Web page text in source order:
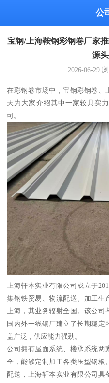
公
宝钢/上海鞍钢彩钢卷厂家
源
2026-06-29
在彩钢卷市场中，宝钢彩钢卷、
天为大家介绍其中一家较具实
司。
上海轩本实业有限公司成立于
集钢铁贸易、物流配送、加工生
上海，其业务辐射全国。该公
国内外一线钢厂建立了长期稳定
盖广泛，供应能力强劲。
公司拥有屋面系统、楼承系统两
全，能够定制加工各类压型钢板
配送，上海轩本实业有限公司具